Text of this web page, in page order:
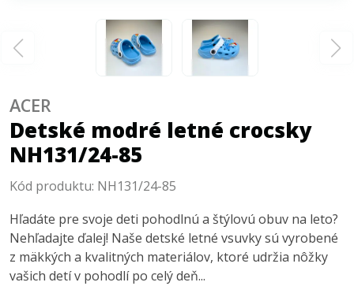
Detské modré letné crocsky
NH131/24-85
ACER
Kód produktu: NH131/24-85
Hľadáte pre svoje deti pohodlnú a štýlovú obuv na leto?
Nehľadajte ďalej! Naše detské letné vsuvky sú vyrobené
z mäkkých a kvalitných materiálov, ktoré udržia nôžky
vašich detí v pohodlí po celý deň...